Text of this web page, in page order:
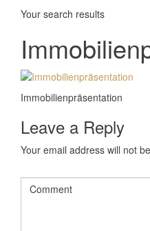
Your search results
Immobilienpräsentation
Leave a Reply
Your email address will not